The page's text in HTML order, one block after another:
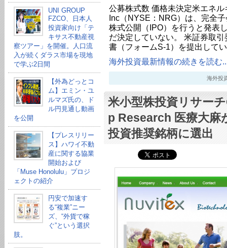
UNI GROUP
FZCO、日本人
投資家向け「テ
キサス不動産視
察ツアー」を開催。人口流
入が続くダラス市場を現地
で学ぶ2日間
【外為どっとコ
ム】エミン・ユ
ルマズ氏の、ド
ル円見通し動画
を公開
【プレスリリー
ス】ハワイ不動
産に関する協業
開始および
「Muse Honolulu」プロジ
ェクトの紹介
円安で加速す
る“複業”ニー
ズ、“外貨で稼
ぐ”という選択
肢。
公募株式数 価格未決定米エネ
Inc（NYSE：NRG）は、完全
株式公開（IPO）を行うと発表
だ決定していない。 米証券取
書（フォームS-1）を提出して
海外投資最新情報の続きを読む
海外投
米小型株投資リサー
p Research 医療大麻
投資推奨銘柄に選出